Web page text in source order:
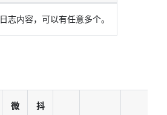
日志内容，可以有任意多个。
微
抖